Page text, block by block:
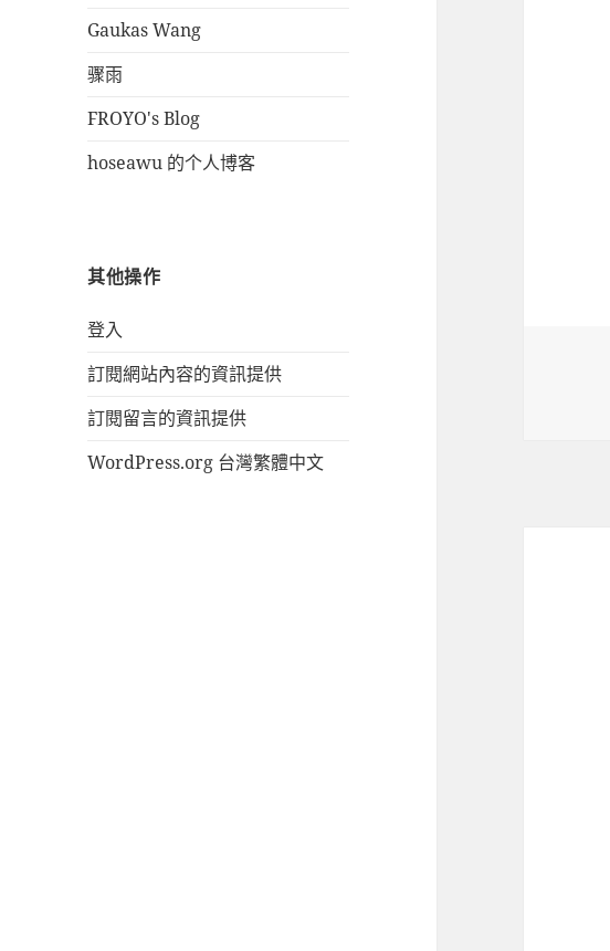
Gaukas Wang
骤雨
FROYO's Blog
hoseawu 的个人博客
其他操作
登入
訂閱網站內容的資訊提供
訂閱留言的資訊提供
WordPress.org 台灣繁體中文